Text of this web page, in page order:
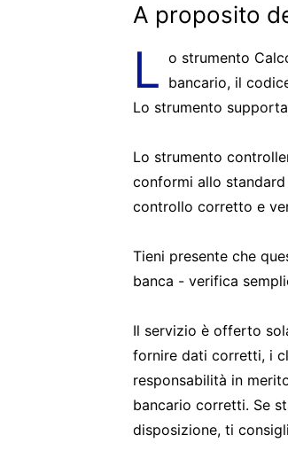
A proposito
L o strumento
bancario, il
Lo strumento
Lo strumento
conformi allo
controllo corretto e
Tieni presente che
banca - verifica
Il servizio è offerto
fornire dati corretti, i
responsabilità in
bancario corretti. Se
disposizione, ti